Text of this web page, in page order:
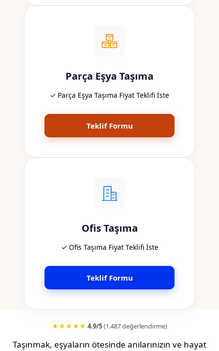
Parça Eşya Taşıma
✓ Parça Eşya Taşıma Fiyat Teklifi İste
Teklif Formu
Ofis Taşıma
✓ Ofis Taşıma Fiyat Teklifi İste
Teklif Formu
★★★★★ 4.9/5(1.487 değerlendirme)
Taşınmak, eşyaların ötesinde anılarınızın ve hayat